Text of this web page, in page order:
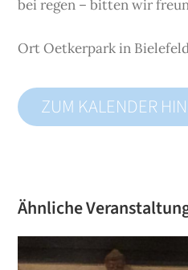
bei regen – bitten wir
OrtOetkerpark in
ZUM KALENDER
Ähnliche